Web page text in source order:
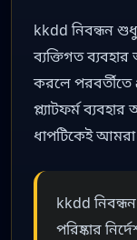
kkdd নিবন্ধন
ব্যক্তিগত ব্যবহার
করলে পরবর্তীতে
প্ল্যাটফর্ম
ধাপটিকেই আমরা
kkdd
পরিষ্কার